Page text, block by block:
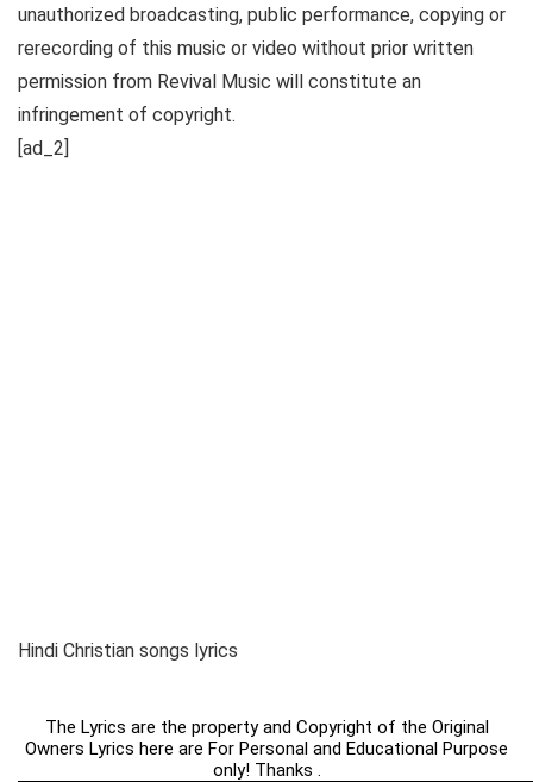
unauthorized broadcasting, public performance, copying or
rerecording of this music or video without prior written
permission from Revival Music will constitute an
infringement of copyright.
[ad_2]
Hindi Christian songs lyrics
The Lyrics are the property and Copyright of the Original
Owners Lyrics here are For Personal and Educational Purpose
only! Thanks .